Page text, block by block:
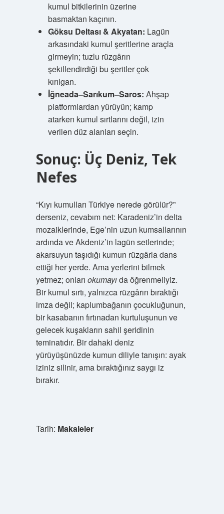
kumul bitkilerinin üzerine
basmaktan kaçının.
Göksu Deltası & Akyatan: Lagün
arkasındaki kumul şeritlerine araçla
girmeyin; tuzlu rüzgârın
şekillendirdiği bu şeritler çok
kırılgan.
İğneada–Sarıkum–Saros: Ahşap
platformlardan yürüyün; kamp
atarken kumul sırtlarını değil, izin
verilen düz alanları seçin.
Sonuç: Üç Deniz, Tek
Nefes
“Kıyı kumulları Türkiye nerede görülür?”
derseniz, cevabım net: Karadeniz’in delta
mozaiklerinde, Ege’nin uzun kumsallarının
ardında ve Akdeniz’in lagün setlerinde;
akarsuyun taşıdığı kumun rüzgârla dans
ettiği her yerde. Ama yerlerini bilmek
yetmez; onları okumayıda öğrenmeliyiz.
Bir kumul sırtı, yalnızca rüzgârın bıraktığı
imza değil; kaplumbağanın çocukluğunun,
bir kasabanın fırtınadan kurtuluşunun ve
gelecek kuşakların sahil şeridinin
teminatıdır. Bir dahaki deniz
yürüyüşünüzde kumun diliyle tanışın: ayak
iziniz silinir, ama bıraktığınız saygı iz
bırakır.
Tarih: Makaleler